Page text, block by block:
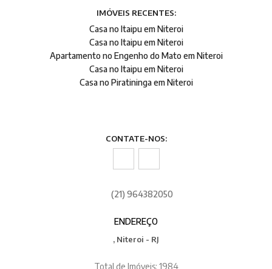
IMÓVEIS RECENTES:
Casa no Itaipu em Niteroi
Casa no Itaipu em Niteroi
Apartamento no Engenho do Mato em Niteroi
Casa no Itaipu em Niteroi
Casa no Piratininga em Niteroi
CONTATE-NOS:
(21) 964382050
ENDEREÇO
, Niteroi - RJ
Total de Imóveis: 1984